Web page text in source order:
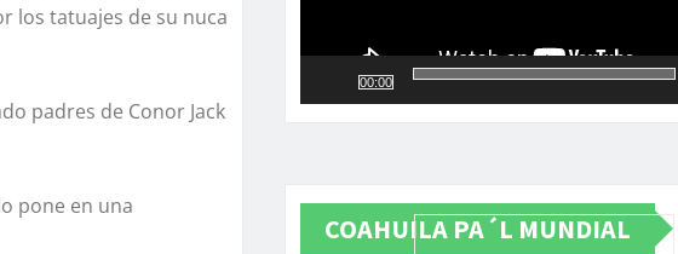
los tatuajes de su nuca
padres de Conor Jack
pone en una
00:00
COAHUILA PA´L MUNDIAL